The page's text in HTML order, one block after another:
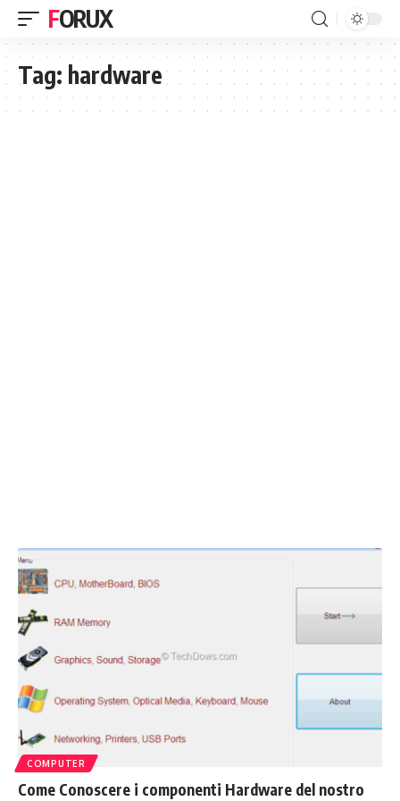
FORUX
Tag: hardware
COMPUTER
Come Conoscere i componenti Hardware del nostro